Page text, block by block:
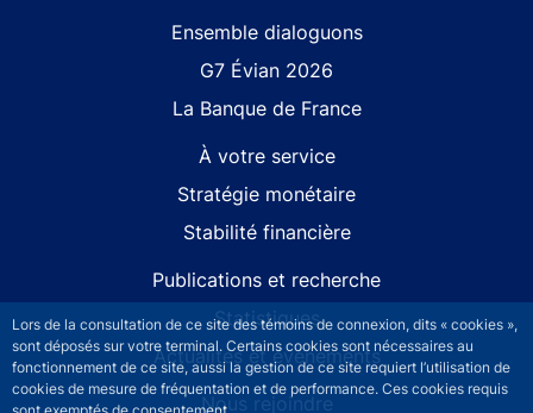
Lors de la consultation de ce site des témoins de connexion, dits « cookies »,
sont déposés sur votre terminal. Certains cookies sont nécessaires au
fonctionnement de ce site, aussi la gestion de ce site requiert l’utilisation de
cookies de mesure de fréquentation et de performance. Ces cookies requis
Ensemble dialoguons
G7 Évian 2026
La Banque de France
À votre service
Stratégie monétaire
Stabilité financière
Publications et recherche
Statistiques
Actualités et événements
Nous rejoindre